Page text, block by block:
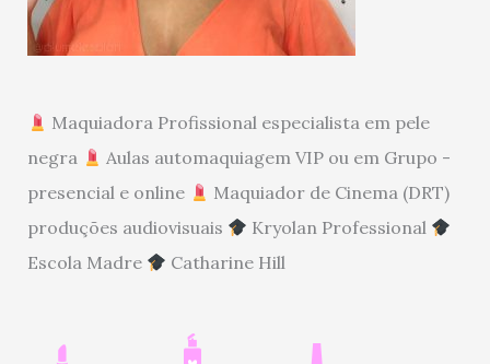
Maquiadora Profissional especialista em pele
negra
Aulas automaquiagem VIP ou em Grupo -
presencial e online
Maquiador de Cinema (DRT)
produções audiovisuais
Kryolan Professional
Escola Madre
Catharine Hill